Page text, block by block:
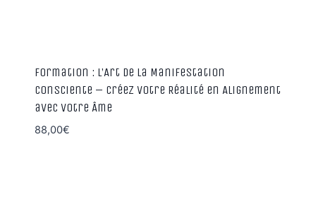
Formation : L’Art de la Manifestation
Consciente – Créez Votre Réalité en Alignement
avec Votre Âme
88,00€